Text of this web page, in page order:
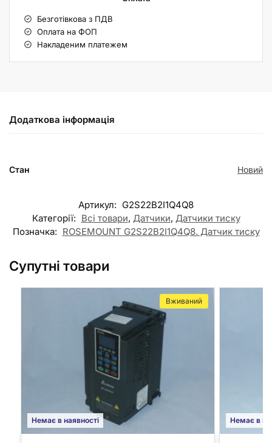
Безготівкова з ПДВ
Оплата на ФОП
Накладеним платежем
Додаткова інформація
Стан Новий
Артикул: G2S22B2I1Q4Q8
Категорії: Всі товари, Датчики, Датчики тиску
Позначка: ROSEMOUNT G2S22B2I1Q4Q8. Датчик тиску
Супутні товари
Немає в наявності
Вживаний
Немає в